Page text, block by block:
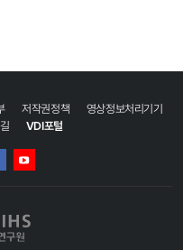
저작권정책
영상정보처리기기
VDI포털
그램